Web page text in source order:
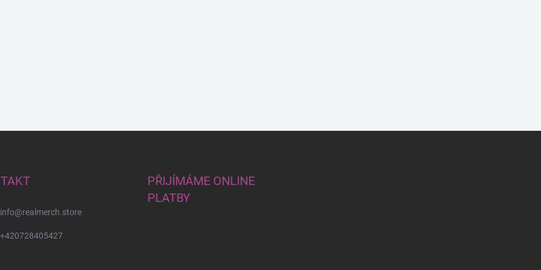
info@realmerch.store
+420728405427
PŘIJÍMÁME ONLINE
PLATBY